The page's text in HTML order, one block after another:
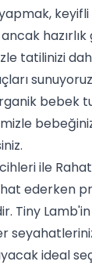
tatilinizi
bebek
ile
ederken
Tiny Lamb'in
ideal